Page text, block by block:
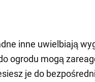
inne uwielbiają
ogrodu mogą
je do